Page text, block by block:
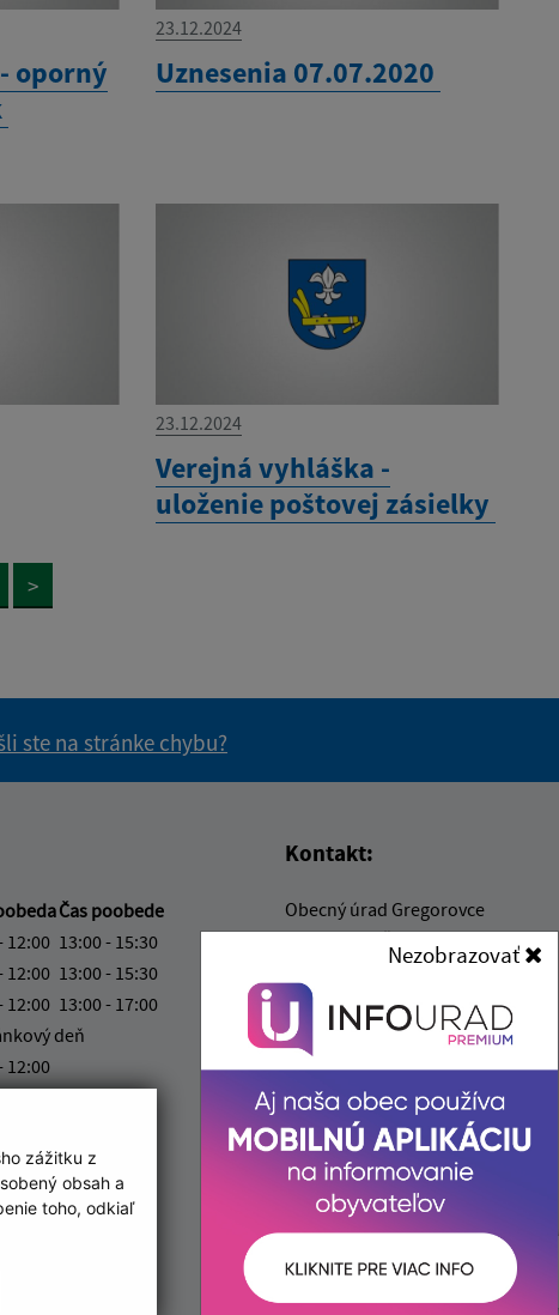
zážitku z
obsah a
toho, odkiaľ
Nezobrazovať
oporný
23.12.2024
Uznesenia 07.07.2020
23.12.2024
Verejná vyhláška -
uloženie poštovej zásielky
>
ste na stránke chybu?
Čas poobede
12:00 13:00 - 15:30
12:00 13:00 - 15:30
12:00 13:00 - 17:00
deň
12:00
Kontakt:
Obecný úrad Gregorovce
Gregorovce č. 88
082 66 Uzovce
info@obecgregorovce.sk
+421 911 028 880
IČO: 00327051